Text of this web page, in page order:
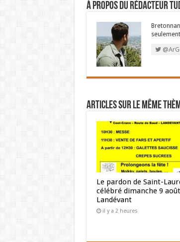
À propos du rédacteur
Articles sur le même
Le pardon de Saint-
célébré dimanche 9
Landévant
il y a 2 heures